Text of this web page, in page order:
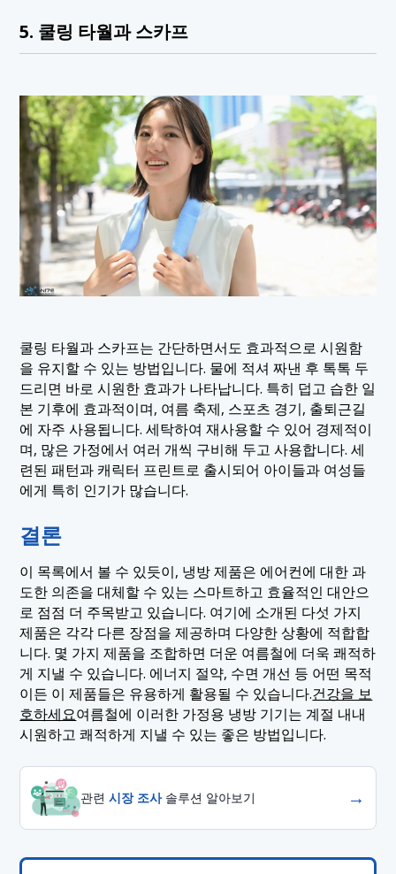
5. 쿨링 타월과 스카프
쿨링 타월과 스카프는 간단하면서도 효과적으로 시원함
을 유지할 수 있는 방법입니다. 물에 적셔 짜낸 후 톡톡 두
드리면 바로 시원한 효과가 나타납니다. 특히 덥고 습한 일
본 기후에 효과적이며, 여름 축제, 스포츠 경기, 출퇴근길
에 자주 사용됩니다. 세탁하여 재사용할 수 있어 경제적이
며, 많은 가정에서 여러 개씩 구비해 두고 사용합니다. 세
련된 패턴과 캐릭터 프린트로 출시되어 아이들과 여성들
에게 특히 인기가 많습니다.
결론
이 목록에서 볼 수 있듯이, 냉방 제품은 에어컨에 대한 과
도한 의존을 대체할 수 있는 스마트하고 효율적인 대안으
로 점점 더 주목받고 있습니다. 여기에 소개된 다섯 가지
제품은 각각 다른 장점을 제공하며 다양한 상황에 적합합
니다. 몇 가지 제품을 조합하면 더운 여름철에 더욱 쾌적하
게 지낼 수 있습니다. 에너지 절약, 수면 개선 등 어떤 목적
이든 이 제품들은 유용하게 활용될 수 있습니다.건강을 보
호하세요여름철에 이러한 가정용 냉방 기기는 계절 내내
시원하고 쾌적하게 지낼 수 있는 좋은 방법입니다.
관련시장 조사솔루션 알아보기 →